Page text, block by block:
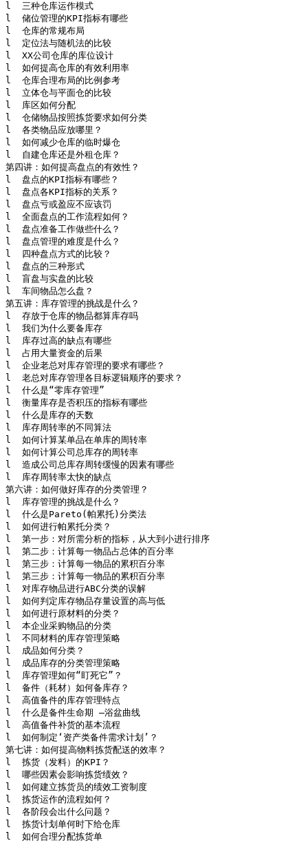
l  三种仓库运作模式
l  储位管理的KPI指标有哪些
l  仓库的常规布局
l  定位法与随机法的比较
l  XX公司仓库的库位设计
l  如何提高仓库的有效利用率
l  仓库合理布局的比例参考
l  立体仓与平面仓的比较
l  库区如何分配
l  仓储物品按照拣货要求如何分类
l  各类物品应放哪里？
l  如何减少仓库的临时爆仓
l  自建仓库还是外租仓库？
第四讲：如何提高盘点的有效性？
l  盘点的KPI指标有哪些？
l  盘点各KPI指标的关系？
l  盘点亏或盈应不应该罚
l  全面盘点的工作流程如何？
l  盘点准备工作做些什么？
l  盘点管理的难度是什么？
l  四种盘点方式的比较？
l  盘点的三种形式
l  盲盘与实盘的比较
l  车间物品怎么盘？
第五讲：库存管理的挑战是什么？
l  存放于仓库的物品都算库存吗
l  我们为什么要备库存
l  库存过高的缺点有哪些
l  占用大量资金的后果
l  企业老总对库存管理的要求有哪些？
l  老总对库存管理各目标逻辑顺序的要求？
l  什么是“零库存管理”
l  衡量库存是否积压的指标有哪些
l  什么是库存的天数
l  库存周转率的不同算法
l  如何计算某单品在单库的周转率
l  如何计算公司总库存的周转率
l  造成公司总库存周转缓慢的因素有哪些
l  库存周转率太快的缺点
第六讲：如何做好库存的分类管理？
l  库存管理的挑战是什么？
l  什么是Pareto(帕累托)分类法
l  如何进行帕累托分类？
l  第一步：对所需分析的指标，从大到小进行排序
l  第二步：计算每一物品占总体的百分率
l  第三步：计算每一物品的累积百分率
l  第三步：计算每一物品的累积百分率
l  对库存物品进行ABC分类的误解
l  如何判定库存物品存量设置的高与低
l  如何进行原材料的分类？
l  本企业采购物品的分类
l  不同材料的库存管理策略
l  成品如何分类？
l  成品库存的分类管理策略
l  库存管理如何“盯死它”？
l  备件（耗材）如何备库存？
l  高值备件的库存管理特点
l  什么是备件生命期 —浴盆曲线
l  高值备件补货的基本流程
l  如何制定‘资产类备件需求计划’？
第七讲：如何提高物料拣货配送的效率？
l  拣货（发料）的KPI？
l  哪些因素会影响拣货绩效？
l  如何建立拣货员的绩效工资制度
l  拣货运作的流程如何？
l  各阶段会出什么问题？
l  拣货计划单何时下给仓库
l  如何合理分配拣货单